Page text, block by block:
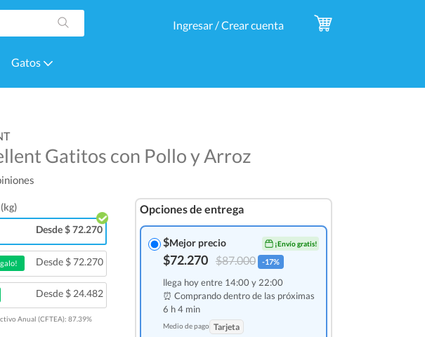
Ingresar / Crear cuenta
Gatos
Gatitos con Pollo y Arroz
Desde $ 72.270
Desde $ 72.270
Desde $ 24.482
Anual (CFTEA): 87.39%
Opciones de entrega
$Mejor precio ¡Envío gratis!
$72.270 $87.000 -17%
llega hoy entre 14:00 y 22:00
⏰ Comprando dentro de las próximas
6 h 4 min
Medio de pago Tarjeta